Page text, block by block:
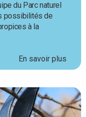
du Parc naturel
possibilités de
à la
En savoir plus